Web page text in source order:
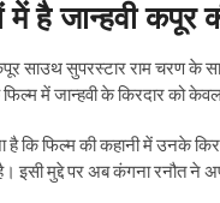
में है जान्हवी कपूर
साउथ सुपरस्टार राम चरण के
में जान्हवी के किरदार को
कि फिल्म की कहानी में उनके
इसी मुद्दे पर अब कंगना रनौत ने